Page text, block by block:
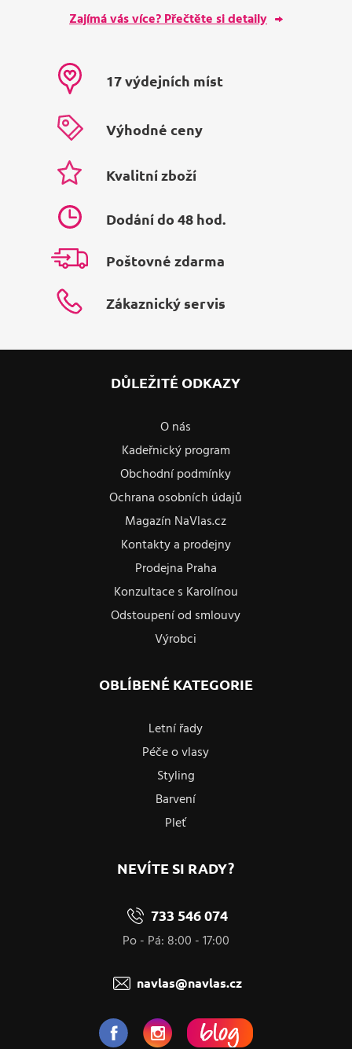
Zajímá vás více? Přečtěte si detaily
17 výdejních míst
Výhodné ceny
Kvalitní zboží
Dodání do 48 hod.
Poštovné zdarma
Zákaznický servis
DŮLEŽITÉ ODKAZY
O nás
Kadeřnický program
Obchodní podmínky
Ochrana osobních údajů
Magazín NaVlas.cz
Kontakty a prodejny
Prodejna Praha
Konzultace s Karolínou
Odstoupení od smlouvy
Výrobci
OBLÍBENÉ KATEGORIE
Letní řady
Péče o vlasy
Styling
Barvení
Pleť
NEVÍTE SI RADY?
733 546 074
Po - Pá: 8:00 - 17:00
navlas@navlas.cz